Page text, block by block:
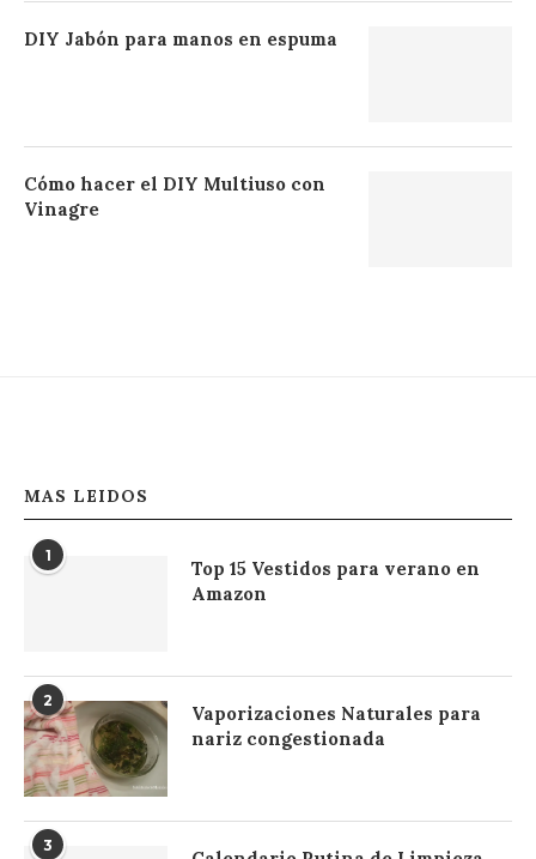
DIY Jabón para manos en espuma
Cómo hacer el DIY Multiuso con
Vinagre
MAS LEIDOS
1
Top 15 Vestidos para verano en
Amazon
2
Vaporizaciones Naturales para
nariz congestionada
3